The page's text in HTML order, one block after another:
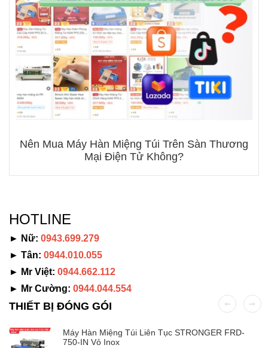
Nên Mua Máy Hàn Miệng Túi Trên Sàn Thương
Mại Điện Tử Không?
HOTLINE
► Nữ: 0943.699.279
► Tân: 0944.010.055
► Mr Việt: 0944.662.112
► Mr Cường: 0944.044.554
THIẾT BỊ ĐÓNG GÓI
Máy Hàn Miệng Túi Liên Tục STRONGER FRD-
750-IN Vỏ Inox